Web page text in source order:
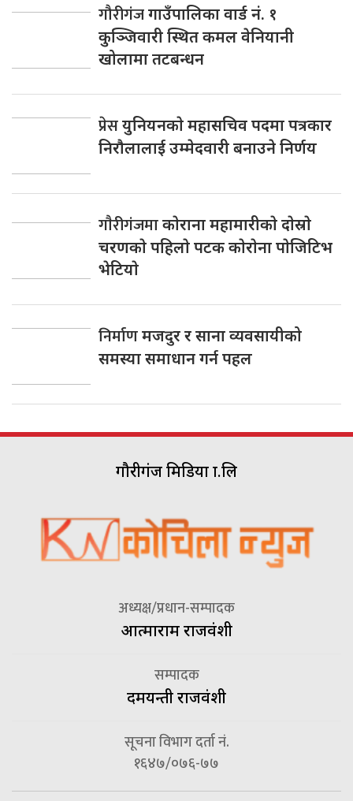
गौरीगंजगाउँपालिका वार्ड नं. १
कुञ्जिवारी स्थित कमल वेनियानी
खोलामा तटबन्धन
प्रेसयुनियनकाे महासचिव पदमा पत्रकार
निराैलालाई उम्मेदवारी बनाउने निर्णय
गाैरीगंजमाकाेराना महामारीकाे दाेस्राे
चरणकाे पहिलाे पटक काेराेना पाेजिटिभ
भेटियाे
निर्माणमजदुर र साना व्यवसायीको
समस्या समाधान गर्न पहल
गौरीगंज मिडिया प्रा.लि
अध्यक्ष/प्रधान-सम्पादक
आत्माराम राजवंशी
सम्पादक
दमयन्ती राजवंशी
सूचना विभाग दर्ता नं.
१६४७/०७६-७७